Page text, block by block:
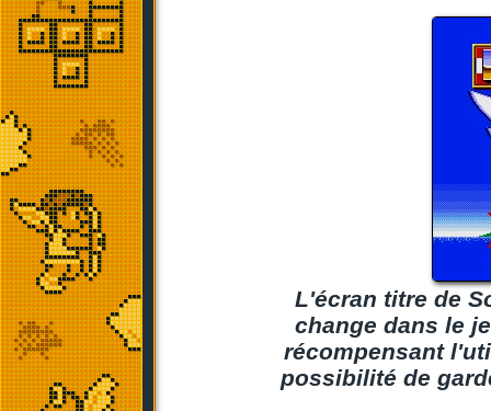
L'écran titre de
change dans le
récompensant
possibilité de